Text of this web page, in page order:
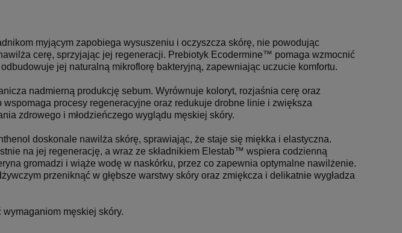
myjącym zapobiega wysuszeniu i oczyszcza skórę, nie powodując
cerę, sprzyjając jej regeneracji. Prebiotyk Ecodermine™ pomaga wzmocnić
jej naturalną mikroflorę bakteryjną, zapewniając uczucie komfortu.
nadmierną produkcję sebum. Wyrównuje koloryt, rozjaśnia cerę oraz
wspomaga procesy regeneracyjne oraz redukuje drobne linie i zwiększa
zdrowego i młodzieńczego wyglądu męskiej skóry.
doskonale nawilża skórę, sprawiając, że staje się miękka i elastyczna.
na jej regenerację, a wraz ze składnikiem Elestab™ wspiera codzienną
gromadzi i wiąże wodę w naskórku, przez co zapewnia optymalne nawilżenie.
przeniknąć w głębsze warstwy skóry oraz zmiękcza i delikatnie wygładza
wymaganiom męskiej skóry.